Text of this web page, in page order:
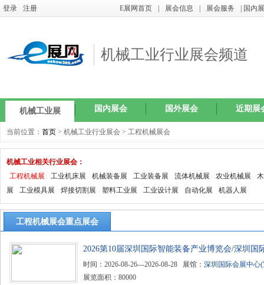
登录 注册 E展网首页 展会信息 展会服务 | 国内
机械工业行业展会频道
机械工业展 国内展会 国外展会 近期展
当前位置： 首页 > 机械工业行业展会 > 工程机械展会
机械工业相关行业展会：
工程机械展
工业机床展 机械装备展 工业装备展 流体机械展 农业机械展
展
工业模具展 焊接切割展 塑料工业展 工业设计展 自动化展 机器人展
工程机械展会重点展会
2026第10届深圳国际智能装备产业博览会/深圳国
会（SIA）
时间：2026-08-26---2026-08-28 展馆： 深圳国际会展中心
展览面积：80000